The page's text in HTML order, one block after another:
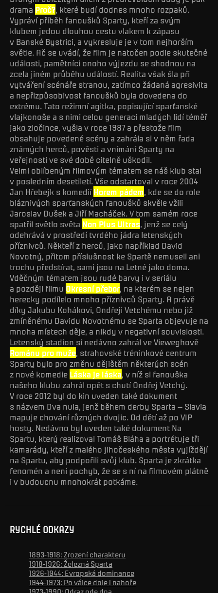
drama Proč?, které budí dodnes mnoho rozpaků.
Vypráví příběh fanoušků Sparty, kteří za svým
klubem jedou dlouhou cestu vlakem k zápasu
v Banské Bystrici, a vykresluje je v tom nejhorším
světle. Ač se uvádí, že film je natočen podle skutečné
události, pamětníci onoho výjezdu se shodnou na
zcela jiném průběhu událostí. Realita však šla při
vytváření scénáře stranou, zatímco žádaná agresivita
a nepřizpůsobivost fanoušků byla dovedena do
extrému. Tato režimní agitka, popisující sparťanské
vlajkonoše a s nimi celou generaci mladých lidí téměř
jako zločince, vyšla v roce 1987 a přestože film
obsahuje povedené scény a zahrála si v něm řada
známých herců, pověsti a vnímání Sparty na
veřejnosti ve své době citelně uškodil.
Velmi oblíbeným filmovým tématem se náš klub stal
v posledním desetiletí. Vše odstartoval v roce 2004
Jan Hřebejk s komediíHorem pádem, kde se do role
bláznivých sparťanských fanoušků skvěle vžili
Jaroslav Dušek a Jiří Macháček. V tom samém roce
spatřil světlo světa Non Plus Ultras, jenž se celý
odehrává v prostředí tvrdého jádra letenských
příznivců. Někteří z herců, jako například David
Novotný, přitom příslušnost ke Spartě nemuseli ani
trochu předstírat, sami jsou na Letné jako doma.
Vděčným tématem jsou rudé barvy i v seriálu
a později filmu Okresní přebor, na kterém se nejen
herecky podílelo mnoho příznivců Sparty. A právě
díky Jakubu Kohákovi, Ondřeji Vetchému nebo již
zmíněnému Davidu Novotnému se Sparta objevuje na
mnoha místech děje, a nikdy v negativní souvislosti.
Letenský stadion si nedávno zahrál ve Vieweghově
Románu pro muže, strahovské tréninkové centrum
Sparty bylo pro změnu dějištěm některých scén
z nové komedie Láska je láska, v níž si fanouška
našeho klubu zahrál opět s chutí Ondřej Vetchý.
V roce 2012 byl do kin uveden také dokument
s názvem Dva nula, jenž během derby Sparta – Slavia
mapuje chování různých dvojic. Od dětí až po VIP
hosty. Nedávno byl uveden také dokument Na
Spartu, který realizoval Tomáš Bláha a portrétuje tři
kamarády, kteří z malého jihočeského města vyjíždějí
na Spartu, aby podpořili svůj klub. Sparta je zkrátka
fenomén a není pochyb, že se s ní na filmovém plátně
i v budoucnu mnohokrát potkáme.
RYCHLÉ ODKAZY
1893-1918: Zrození charakteru
1918-1926: Železná Sparta
1926-1944: Evropská dominance
1944-1973: Po válce dole i nahoře